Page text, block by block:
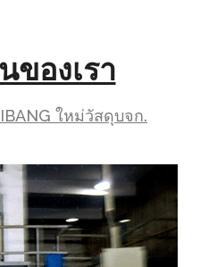
ของเรา
ใหม่วัสดุบจก.